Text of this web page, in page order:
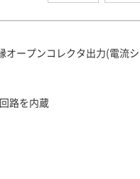
ープンコレクタ出力(電流
路を内蔵